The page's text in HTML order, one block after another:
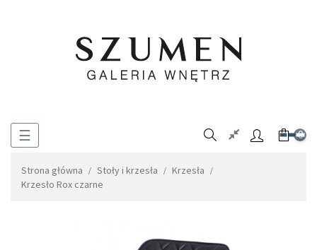
Toggle
☰ 0
Strona główna Stoły i krzesła
Krzesła
Krzesło Rox czarne